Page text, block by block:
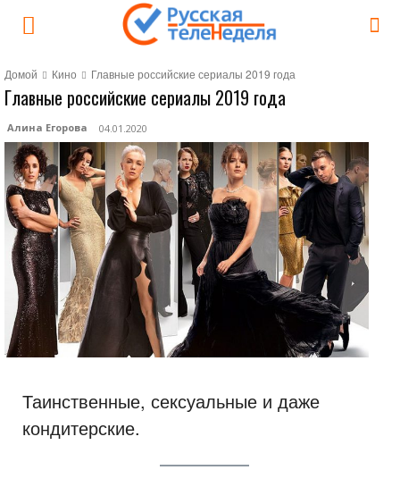
Домой Кино Главные российские сериалы 2019 года
Главные российские сериалы 2019 года
Алина Егорова 04.01.2020
Таинственные, сексуальные и даже
кондитерские.